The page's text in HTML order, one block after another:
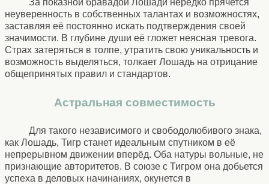
За показной бравадой Лошади нередко прячется
неуверенность в собственных талантах и возможностях,
заставляя её постоянно искать подтверждения своей
значимости. В глубине души её гложет неясная тревога.
Страх затеряться в толпе, утратить свою уникальность и
возможность выделяться, толкает Лошадь на отрицание
общепринятых правил и стандартов.
Астральная совместимость
Для такого независимого и свободолюбивого знака,
как Лошадь, Тигр станет идеальным спутником в её
непрерывном движении вперёд. Оба натуры вольные, не
признающие авторитетов. В союзе с Тигром она добьется
успеха в деловых начинаниях, окунется в